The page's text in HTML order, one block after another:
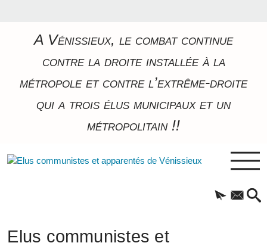
A Vénissieux, le combat continue
contre la droite installée à la
métropole et contre l’extrême-droite
qui a trois élus municipaux et un
métropolitain !!
Elus communistes et